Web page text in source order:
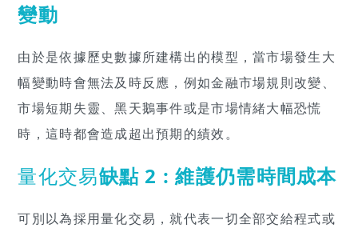
變動
由於是依據歷史數據所建構出的模型，當市場發生大
幅變動時會無法及時反應，例如金融市場規則改變、
市場短期失靈、黑天鵝事件或是市場情緒大幅恐慌
時，這時都會造成超出預期的績效。
量化交易缺點 2 : 維護仍需時間成本
可別以為採用量化交易，就代表一切全部交給程式或